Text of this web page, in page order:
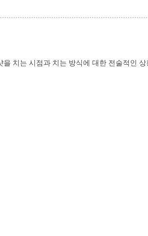
치는 시점과 치는 방식에 대한 전술적인